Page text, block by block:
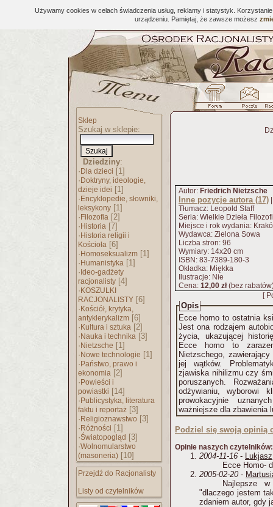
Używamy cookies w celach świadczenia usług, reklamy i statystyk.
urządzeniu. Pamiętaj, że zawsze możesz
Sklep
Szukaj w sklepie:
Dziedziny:
· Dla dzieci [1]
· Doktryny, ideologie,
dzieje idei [1]
· Encyklopedie, słowniki,
leksykony [1]
· Filozofia [2]
· Historia [7]
· Historia religii i
Kościoła [6]
· Homoseksualizm [1]
· Humanistyka [1]
· Ideo-gadżety
racjonalisty [4]
· KOSZULKI
RACJONALISTY [6]
· Kościół, krytyka,
antyklerykalizm [6]
· Kultura i sztuka [2]
· Nauka i technika [3]
· Nietzsche [1]
· Nowe technologie [1]
· Państwo, prawo i
ekonomia [2]
· Powieści i
powiastki [14]
· Publicystyka, literatura
faktu i reportaż [3]
· Religioznawstwo [3]
· Różności [1]
·Światopogląd [3]
·Wolnomularstwo
(masoneria) [10]
Przejdź do Racjonalisty
Listy od czytelników
Autor: Friedrich Nietzsche
Inne pozycje autora (17)
Tłumacz: Leopold Staff
Seria: Wielkie Dzieła
Miejsce i rok wydania:
Wydawca: Zielona Sowa
Liczba stron: 96
Wymiary: 14x20 cm
ISBN: 83-7389-180-3
Okładka: Miękka
Ilustracje: Nie
Cena: 12,00 zł(bez
[
Opis
Ecce homo to ostatnia
Jest ona rodzajem
życia, ukazującej
Ecce homo to
Nietzschego,
jej wątków.
zjawiska nihilizmu czy
poruszanych.
odżywianiu, wyborowi
prowokacyjnie
ważniejsze dla zbawienia
Podziel się swoją opinią
Opinie naszych czytelników:
2004-11-16 - Lukjasz
Ecce Homo-
2005-02-20 -
Najlepsze
"dlaczego jestem
zdaniem autor, gdy